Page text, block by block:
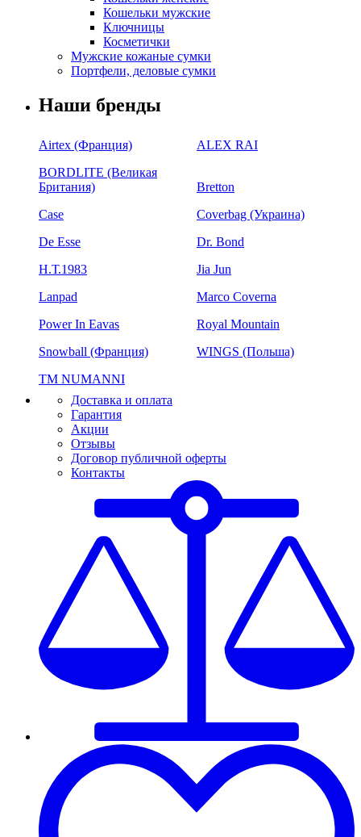
Кошельки мужские
Ключницы
Косметички
Мужские кожаные сумки
Портфели, деловые сумки
Наши бренды
Airtex (Франция)
ALEX RAI
BORDLITE (Великая
Британия)
Bretton
Case
Coverbag (Украина)
De Esse
Dr. Bond
H.Т.1983
Jia Jun
Lanpad
Marco Coverna
Power In Eavas
Royal Mountain
Snowball (Франция)
WINGS (Польша)
ТМ NUMANNI
Доставка и оплата
Гарантия
Акции
Отзывы
Договор публичной оферты
Контакты